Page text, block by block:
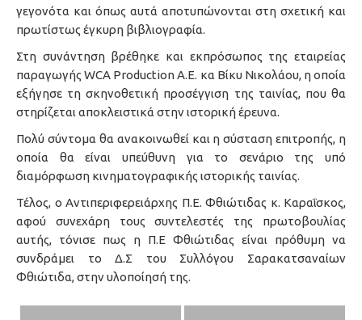
γεγονότα και όπως αυτά αποτυπώνονται στη σχετική και
πρωτίστως έγκυρη βιβλιογραφία.
Στη συνάντηση βρέθηκε και εκπρόσωπος της εταιρείας
παραγωγής WCA Production A.E. κα Βίκυ Νικολάου, η οποία
εξήγησε τη σκηνοθετική προσέγγιση της ταινίας, που θα
στηρίζεται αποκλειστικά στην ιστορική έρευνα.
Πολύ σύντομα θα ανακοινωθεί και η σύσταση επιτροπής, η
οποία θα είναι υπεύθυνη για το σενάριο της υπό
διαμόρφωση κινηματογραφικής ιστορικής ταινίας.
Τέλος, ο Αντιπεριφερειάρχης Π.Ε. Φθιώτιδας κ. Καραΐσκος,
αφού συνεχάρη τους συντελεστές της πρωτοβουλίας
αυτής, τόνισε πως η Π.Ε Φθιώτιδας είναι πρόθυμη να
συνδράμει το Δ.Σ του Συλλόγου Σαρακατσαναίων
Φθιώτιδα, στην υλοποίησή της.